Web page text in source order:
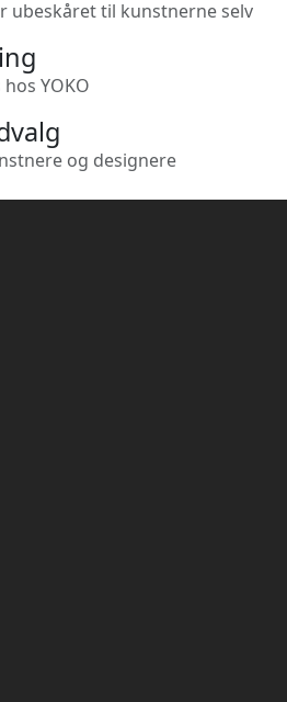
ubeskåret til kunstnerne selv
YOKO
og designere